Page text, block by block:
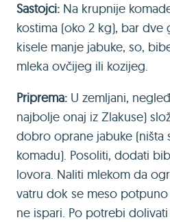
Sastojci: Na krupnije
kostima (oko 2 kg), bar dve
kisele manje jabuke, so,
mleka ovčijeg ili kozijeg.
Priprema: U zemljani,
najbolje onaj iz Zlakuse)
dobro oprane jabuke (ništa
komadu). Posoliti, dodati
lovora. Naliti mlekom da
vatru dok se meso
ne ispari. Po potrebi